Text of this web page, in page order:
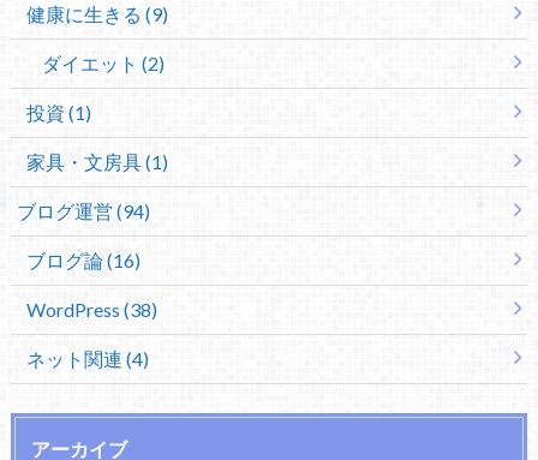
健康に生きる (9)
ダイエット (2)
投資 (1)
家具・文房具 (1)
ブログ運営 (94)
ブログ論 (16)
WordPress (38)
ネット関連 (4)
アーカイブ